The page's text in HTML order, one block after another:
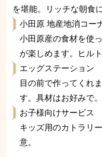
を堪能。リッチな朝食
小田原 地産地消コー
小田原産の食材を使
が楽しめます。ヒル
エッグステーション
目の前で作ってくれ
す。具材はお好みで。
お子様向けサービス
キッズ用のカトラリ
意。